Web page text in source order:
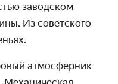
заводском
Из советского
атмосферник